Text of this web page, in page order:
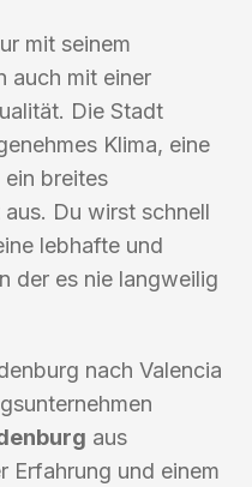
mit seinem
auch mit einer
Die Stadt
Klima, eine
ein breites
Du wirst schnell
lebhafte und
der es nie langweilig
nach Valencia
aus
Erfahrung und einem